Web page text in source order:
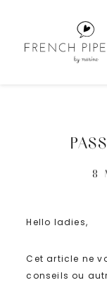
8
Hello ladies,
Cet article ne
conseils ou